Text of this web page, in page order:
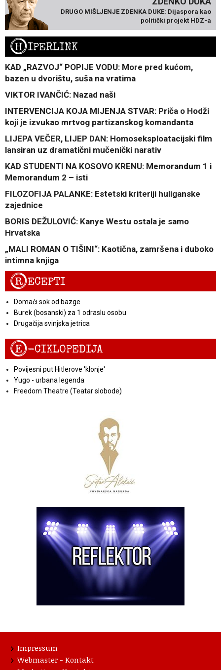
DRUGO MIŠLJENJE ZDENKA DUKE: Dijaspora kao
politički projekt HDZ-a
HIPERLINK
KAD „RAZVOJ“ POPIJE VODU: More pred kućom,
bazen u dvorištu, suša na vratima
VIKTOR IVANČIĆ: Nazad naši
INTERVENCIJA KOJA MIJENJA STVAR: Priča o Hodži
koji je izvukao mrtvog partizanskog komandanta
LIJEPA VEČER, LIJEP DAN: Homoseksploatacijski film
lansiran uz dramatični mučenički narativ
KAD STUDENTI NA KOSOVO KRENU: Memorandum 1 i
Memorandum 2 – isti
FILOZOFIJA PALANKE: Estetski kriteriji huliganske
zajednice
BORIS DEŽULOVIĆ: Kanye Westu ostala je samo
Hrvatska
„MALI ROMAN O TIŠINI“: Kaotična, zamršena i duboko
intimna knjiga
RECEPTI
Domaći sok od bazge
Burek (bosanski) za 1 odraslu osobu
Drugačija svinjska jetrica
E-CIKLOPEDIJA
Povijesni put Hitlerove 'klonje'
Yugo - urbana legenda
Freedom Theatre (Teatar slobode)
Impressum
Webmaster - Kontakt